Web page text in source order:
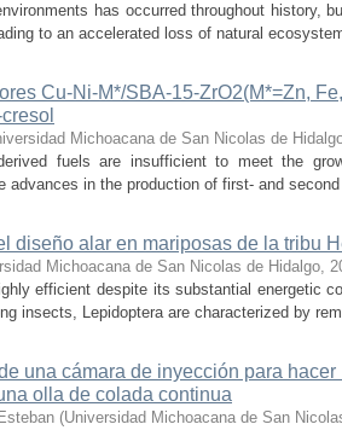
has occurred throughout history,
to an accelerated loss of natural
Cu-Ni-M*/SBA-15-ZrO2(M*=Zn,
Michoacana de San Nicolas de
fuels are insufficient to meet the
advances in the production of first- and
diseño alar en mariposas de la tribu
Michoacana de San Nicolas de Hidalgo,
efficient despite its substantial energetic
insects, Lepidoptera are characterized by
una cámara de inyección para
olla de colada continua
(Universidad Michoacana de San